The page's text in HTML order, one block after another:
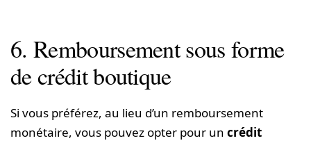
6. Remboursement sous forme
de crédit boutique
Si vous préférez, au lieu d’un remboursement
monétaire, vous pouvez opter pour un crédit